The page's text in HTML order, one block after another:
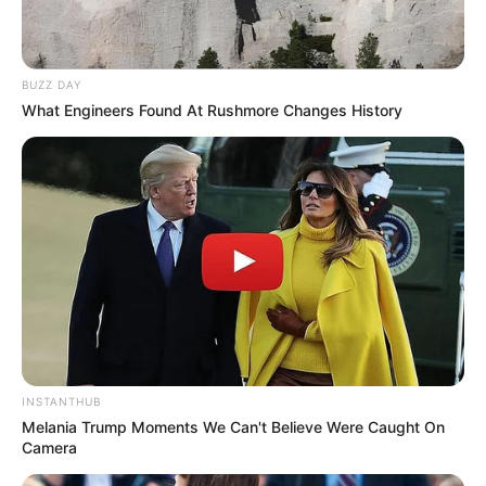
· Ώρες εξυπηρέτησης: Δευτέρα έως Παρασκευή,
09:00 – 17:00
· Email:
allazothermansi.thermosifona@prv.ypeka.gr
Για τους προμηθευτές
· Τηλ.: 213 151 3075, 213 151 3355
· Ώρες εξυπηρέτησης: Δευτέρα έως Παρασκευή,
09:00 – 17:00
· Email:
BUZZ DAY
What Engineers Found At Rushmore Changes History
INSTANTHUB
Melania Trump Moments We Can't Believe Were Caught On
Camera